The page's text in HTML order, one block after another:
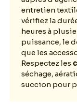
entretien
vérifiez la
heures à
puissance, le
que les
Respectez les
séchage,
succion pour